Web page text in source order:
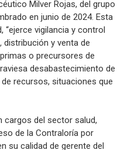
Milver Rojas, del grupo
en junio de 2024. Esta
“ejerce vigilancia y control
y venta de
o precursores de
desabastecimiento de
recursos, situaciones que
cargos del sector salud,
de la Contraloría por
su calidad de gerente del